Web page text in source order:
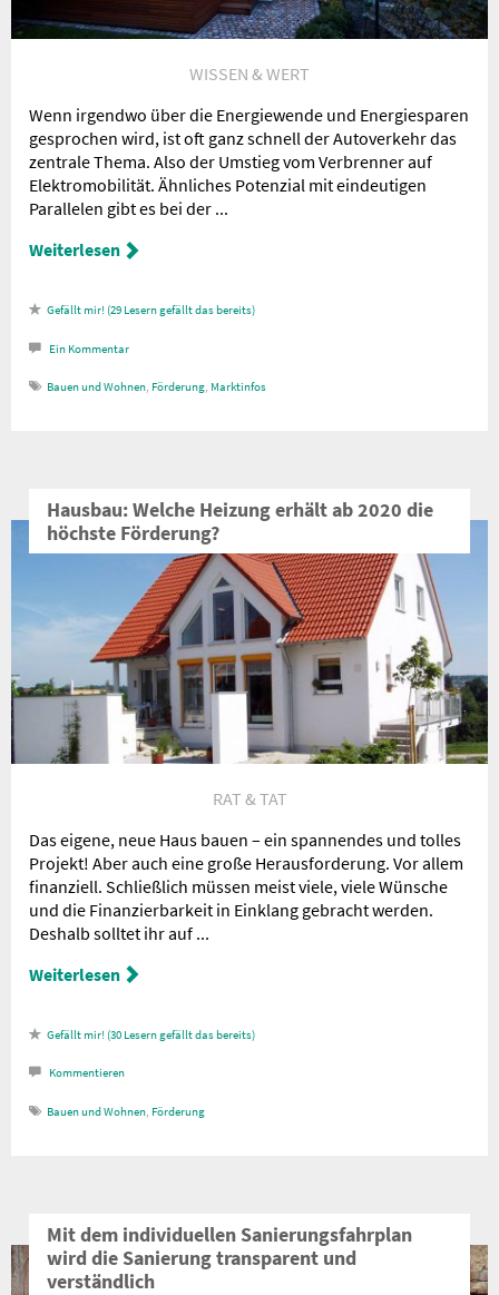
WISSEN & WERT
Wenn irgendwo über die Energiewende und Energiesparen
gesprochen wird, ist oft ganz schnell der Autoverkehr das
zentrale Thema. Also der Umstieg vom Verbrenner auf
Elektromobilität. Ähnliches Potenzial mit eindeutigen
Parallelen gibt es bei der ...
Weiterlesen
29 Lesern gefällt das
Ein Kommentar
Bauen und Wohnen, Förderung, Marktinfos
Hausbau: Welche Heizung erhält ab 2020 die
höchste Förderung?
RAT & TAT
Das eigene, neue Haus bauen – ein spannendes und tolles
Projekt! Aber auch eine große Herausforderung. Vor allem
finanziell. Schließlich müssen meist viele, viele Wünsche
und die Finanzierbarkeit in Einklang gebracht werden.
Deshalb solltet ihr auf ...
Weiterlesen
30 Lesern gefällt das
Kommentieren
Bauen und Wohnen, Förderung
Mit dem individuellen Sanierungsfahrplan
wird die Sanierung transparent und
verständlich